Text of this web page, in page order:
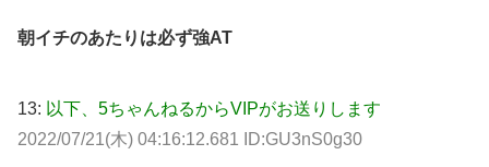
朝イチのあたりは必ず強AT
13: 以下、5ちゃんねるからVIPがお送りします
2022/07/21(木) 04:16:12.681 ID:GU3nS0g30